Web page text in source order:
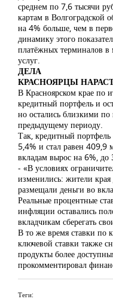
среднем по 7,6 тысячи
картам в Волгоградской
на 4% больше, чем в
динамику этого
платёжных терминалов в
услуг.
ДЕЛА
КРАСНОЯРЦЫ
В Красноярском крае по
кредитный портфель и
но остались близкими
предыдущему периоду.
Так, кредитный
5,4% и стал равен 409,9
вкладам вырос на 6%,
- «В условиях
изменились: жители края
размещали деньги во
Реальные процентные
инфляции оставались
вкладчикам сберегать
В то же время ставки по
ключевой ставки также
продукты более
прокомментировал
Теги: